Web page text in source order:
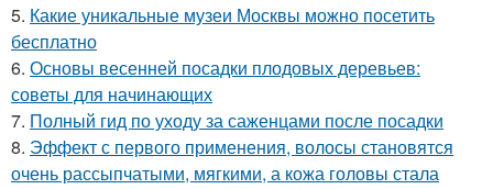
5. Какие уникальные музеи Москвы можно посетить
бесплатно
6. Основы весенней посадки плодовых деревьев:
советы для начинающих
7. Полный гид по уходу за саженцами после посадки
8. Эффект с первого применения, волосы становятся
очень рассыпчатыми, мягкими, а кожа головы стала